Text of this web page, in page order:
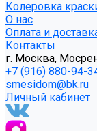
Колеровка
О нас
Оплата и
Контакты
г. Москва,
+7 (916) 880-94-
smesidom@bk.ru
Личный кабинет